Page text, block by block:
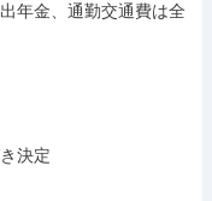
年金、通勤交通費は全
決定